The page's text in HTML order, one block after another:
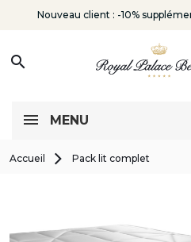
Nouveau client : -10%
search
MENU
Accueil Pack lit complet